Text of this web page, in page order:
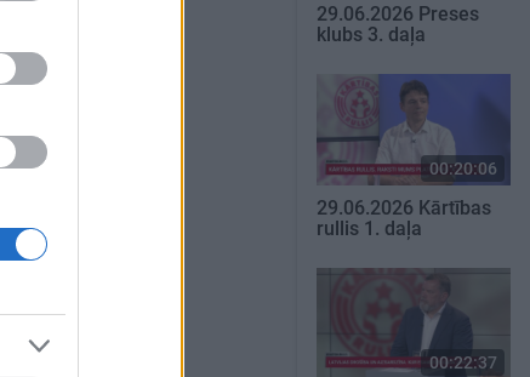
29.06.2026 Preses
klubs 3. daļa
00:20:06
29.06.2026 Kārtības
rullis 1. daļa
00:22:37